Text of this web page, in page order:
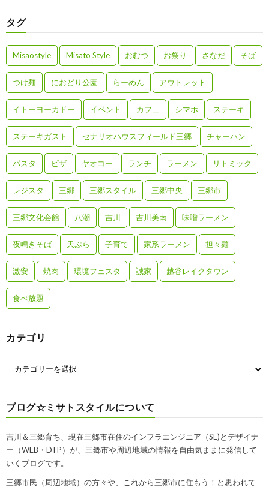
タグ
Misaostyle Misato Style おむつ お祭り さなだ そば
つけ麺 におどり公園 らーめん アウトレット
イトーヨーカドー イベント カフェ シマホ ステーキ
ステーキガスト セナリオハウスフィールド三郷 チャーハン
パスタ ピザ ヤオコー ランチ ラーメン リトミック
レジスタ 三郷 三郷スタイル 三郷中央 三郷市
三郷文化会館 八潮 吉川 吉川美南 味噌ラーメン
夜鳴きそば 天ぷら 子育て 家系ラーメン 担々麺
激安 焼肉 環境フェスタ 誠家 越谷レイクタウン
食べ放題
カテゴリ
ブログ☆ミサトスタイルについて
吉川＆三郷育ち、現在三郷市在住のインフラエンジニア（SE)とデザイナ
ー（WEB・DTP）が、三郷市や周辺地域の情報を自由気ままに発信して
いくブログです。
三郷市民（周辺地域）の方々や、これから三郷市に住もう！と思われて